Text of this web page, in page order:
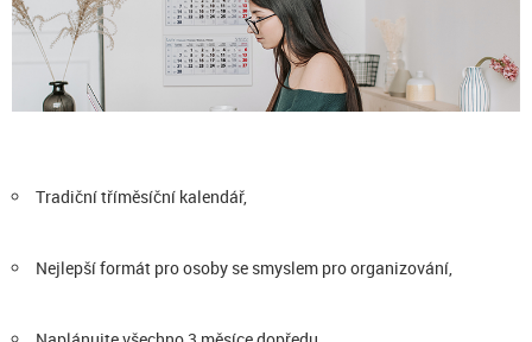
Tradiční tříměsíční kalendář,
Nejlepší formát pro osoby se smyslem pro organizování,